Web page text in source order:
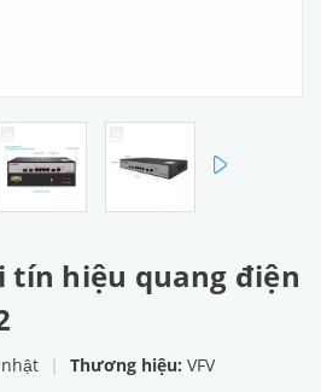
tín hiệu quang điện
| Thương hiệu: VFV